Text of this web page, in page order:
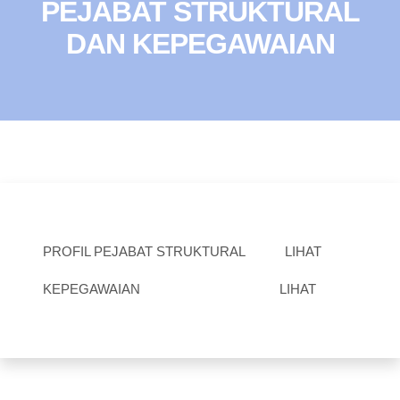
PEJABAT STRUKTURAL
DAN KEPEGAWAIAN
PROFIL PEJABAT STRUKTURAL LIHAT
KEPEGAWAIAN LIHAT